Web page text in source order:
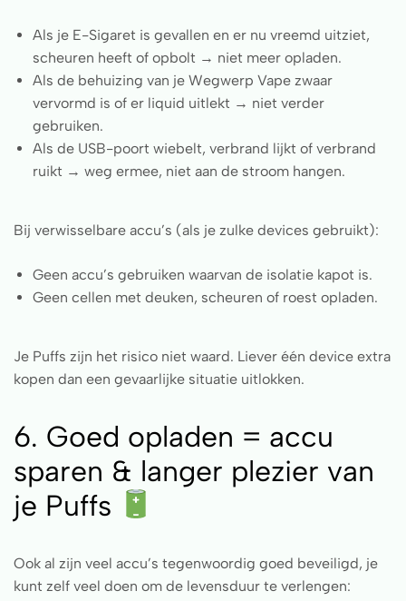
Als je E-Sigaret is gevallen en er nu vreemd uitziet,
scheuren heeft of opbolt → niet meer opladen.
Als de behuizing van je Wegwerp Vape zwaar
vervormd is of er liquid uitlekt → niet verder
gebruiken.
Als de USB-poort wiebelt, verbrand lijkt of verbrand
ruikt → weg ermee, niet aan de stroom hangen.
Bij verwisselbare accu’s (als je zulke devices gebruikt):
Geen accu’s gebruiken waarvan de isolatie kapot is.
Geen cellen met deuken, scheuren of roest opladen.
Je Puffs zijn het risico niet waard. Liever één device extra
kopen dan een gevaarlijke situatie uitlokken.
6. Goed opladen = accu
sparen & langer plezier van
je Puffs
Ook al zijn veel accu’s tegenwoordig goed beveiligd, je
kunt zelf veel doen om de levensduur te verlengen: